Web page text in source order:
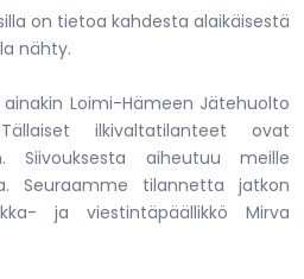
on tietoa kahdesta alaikäisestä
nähty.
Loimi-Hämeen Jätehuolto
ilkivaltatilanteet ovat
Siivouksesta aiheutuu meille
Seuraamme tilannetta jatkon
ja viestintäpäällikkö Mirva